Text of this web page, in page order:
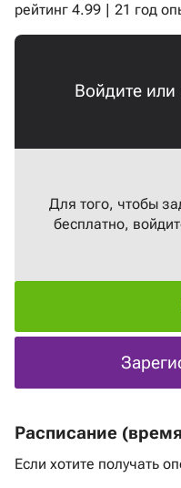
рейтинг 4.99 21 год
Войдите или
Для того, чтобы
бесплатно,
Расписание
Если хотите получать